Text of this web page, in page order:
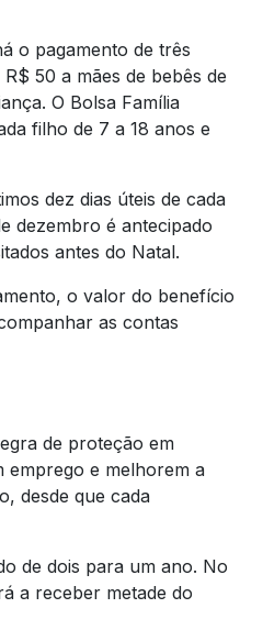
o pagamento de três
50 a mães de bebês de
O Bolsa Família
filho de 7 a 18 anos e
dez dias úteis de cada
dezembro é antecipado
antes do Natal.
o valor do benefício
as contas
de proteção em
emprego e melhorem a
desde que cada
de dois para um ano. No
a receber metade do